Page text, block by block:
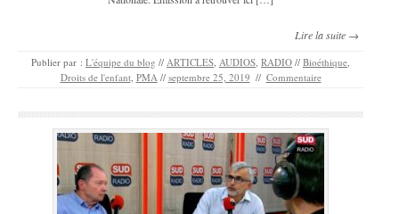
Lire la suite →
Publier par : L'équipe du blog // ARTICLES AUDIOS RADIO // Bioéthique
Droits de l'enfant, PMA // septembre 25, 2019 // Commentaire